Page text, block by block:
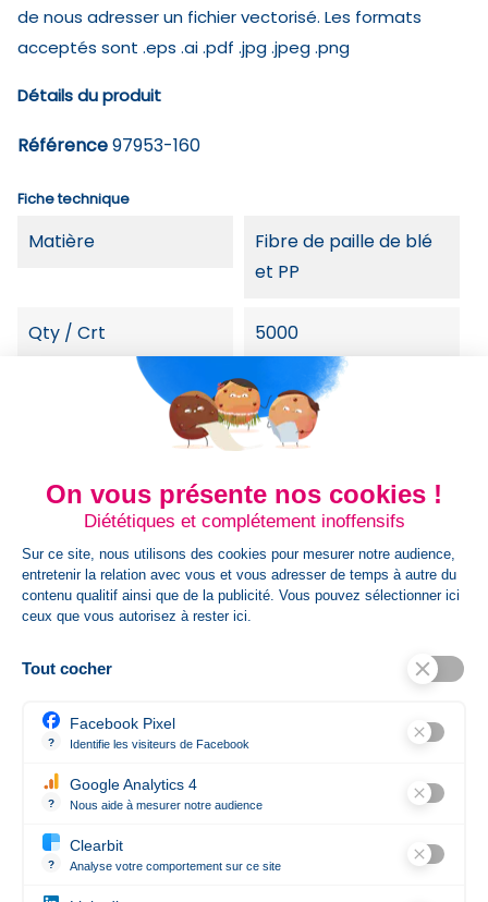
de nous adresser un fichier vectorisé. Les formats
acceptés sont .eps .ai .pdf .jpg .jpeg .png
Détails du produit
Référence97953-160
Fiche technique
Matière
Fibre de paille de blé
et PP
Qty / Crt 5000
China
44 + 30 x 28 cm
Dimension Article
42 x 17 mm | Ouvert:
65 x 17 mm
Poids Colis 7.5
HsCode
Certification
ÉtatNouveau produit
On vous présente nos cookies !
Diététiques et complétement inoffensifs
Sur ce site, nous utilisons des cookies pour mesurer notre audience,
entretenir la relation avec vous et vous adresser de temps à autre du
contenu qualitif ainsi que de la publicité. Vous pouvez sélectionner ici
ceux que vous autorisez à rester ici.
Tout cocher
?
Facebook Pixel
Identifie les visiteurs de Facebook
?
Google Analytics 4
Nous aide à mesurer notre audience
?
Clearbit
Analyse votre comportement sur ce site